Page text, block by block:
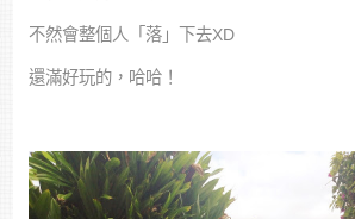
不然會整個人「落」下去XD
還滿好玩的，哈哈！